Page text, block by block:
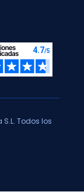
Todos los